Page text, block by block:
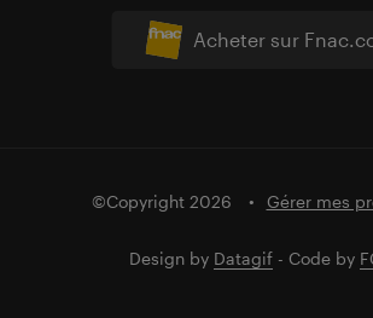
Acheter sur
©Copyright 2026 Gérer mes
Design by Datagif - Code by